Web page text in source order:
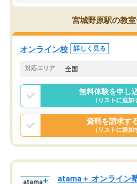
のも重宝しています。
宮城野原駅の教
オンライン校 詳しく見る
対応エリア 全国
無料体験を申し
（リストに追加
資料を請求す
（リストに追加
atama＋ オンライン